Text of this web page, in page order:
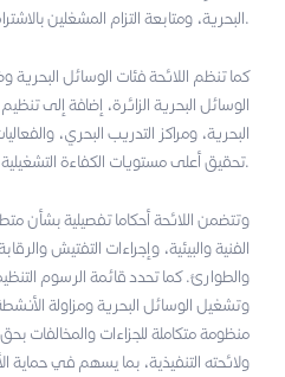
كما تنظم اللائحة فئات الوسائل البحرية
الوسائل البحرية الزائرة، إضافة إلى تنظيم
البحرية، ومراكز التدريب البحري،
وتتضمن اللائحة أحكاما تفصيلية بشأن
الفنية والبيئية، وإجراءات التفتيش
والطوارئ. كما تحدد قائمة الرسوم
وتشغيل الوسائل البحرية ومزاولة الأنشطة
منظومة متكاملة للجزاءات والمخالفات بحق
ولائحته التنفيذية، بما يسهم في حماية